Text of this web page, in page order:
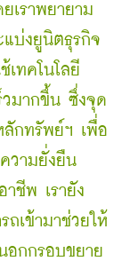
เราพยายาม
แบ่งยูนิตธุรกิจ
เทคโนโลยี
วมากขึ้น ซึ่งจุด
ลักทรัพย์ฯ เพื่อ
วามยั่งยืน
ชีพ เรายัง
เข้ามาช่วยให้
อกกรอบขยาย